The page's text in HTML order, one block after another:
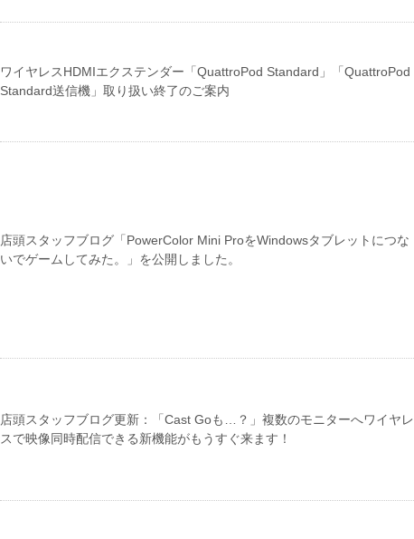
ワイヤレスHDMIエクステンダー「QuattroPod Standard」「QuattroPod
Standard送信機」取り扱い終了のご案内
店頭スタッフブログ「PowerColor Mini ProをWindowsタブレットにつな
いでゲームしてみた。」を公開しました。
店頭スタッフブログ更新：「Cast Goも…？」複数のモニターへワイヤレ
スで映像同時配信できる新機能がもうすぐ来ます！